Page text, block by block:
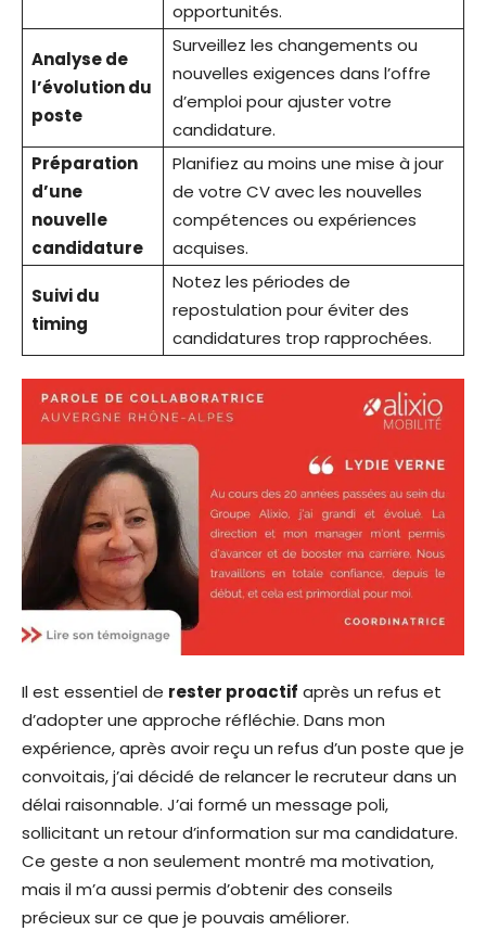
opportunités.
Analyse de
l’évolution du
poste
Surveillez les changements ou
nouvelles exigences dans l’offre
d’emploi pour ajuster votre
candidature.
Préparation
d’une
nouvelle
candidature
Planifiez au moins une mise à jour
de votre CV avec les nouvelles
compétences ou expériences
acquises.
Suivi du
timing
Notez les périodes de
repostulation pour éviter des
candidatures trop rapprochées.
Il est essentiel de rester proactif après un refus et
d’adopter une approche réfléchie. Dans mon
expérience, après avoir reçu un refus d’un poste que je
convoitais, j’ai décidé de relancer le recruteur dans un
délai raisonnable. J’ai formé un message poli,
sollicitant un retour d’information sur ma candidature.
Ce geste a non seulement montré ma motivation,
mais il m’a aussi permis d’obtenir des conseils
précieux sur ce que je pouvais améliorer.